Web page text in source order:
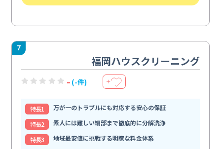
7
福岡ハウスクリーニング
- (-件) ＋
特⻑1
万が一のトラブルにも対応する安心の保証
特⻑2
素人には難しい細部まで徹底的に分解洗浄
特⻑3
地域最安値に挑戦する明瞭な料金体系